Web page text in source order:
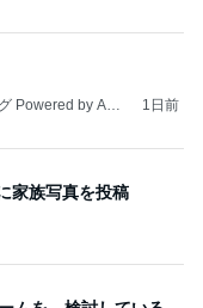
Powered by Ame
1日前
家族写真を投稿